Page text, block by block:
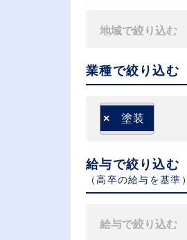
業種で絞り込む
× 塗装
給与で絞り込む
（⾼卒の給与を基準）